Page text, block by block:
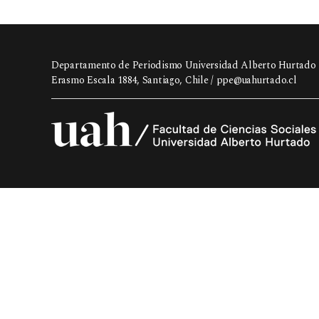
Departamento de Periodismo Universidad Alberto Hurtado
Erasmo Escala 1884, Santiago, Chile / ppe@uahurtado.cl